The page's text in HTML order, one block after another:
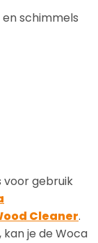
schimmels
voor gebruik
Cleaner.
je de Woca